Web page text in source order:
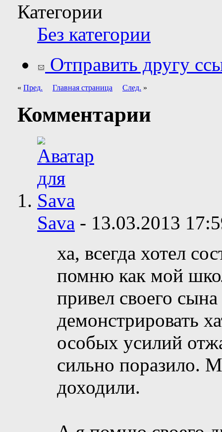
Категории
Без категории
Отправить другу
« Пред. Главная страница След. »
Комментарии
Sava - 13.03.2013
ха, всегда хотел
помню как мой
привел своего
демонстрировать
особых усилий
сильно поразило.
доходили.